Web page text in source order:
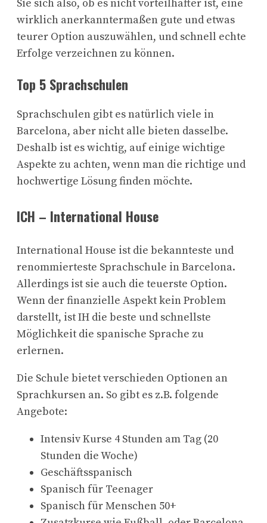
Sie sich also, ob es nicht vorteilhafter ist, eine
wirklich anerkanntermaßen gute und etwas
teurer Option auszuwählen, und schnell echte
Erfolge verzeichnen zu können.
Top 5 Sprachschulen
Sprachschulen gibt es natürlich viele in
Barcelona, aber nicht alle bieten dasselbe.
Deshalb ist es wichtig, auf einige wichtige
Aspekte zu achten, wenn man die richtige und
hochwertige Lösung finden möchte.
ICH – International House
International House ist die bekannteste und
renommierteste Sprachschule in Barcelona.
Allerdings ist sie auch die teuerste Option.
Wenn der finanzielle Aspekt kein Problem
darstellt, ist IH die beste und schnellste
Möglichkeit die spanische Sprache zu
erlernen.
Die Schule bietet verschieden Optionen an
Sprachkursen an. So gibt es z.B. folgende
Angebote:
Intensiv Kurse 4 Stunden am Tag (20
Stunden die Woche)
Geschäftsspanisch
Spanisch für Teenager
Spanisch für Menschen 50+